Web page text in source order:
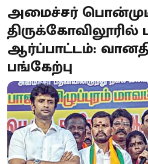
அமைச்சர்
திருக்கோவிலூரில்
ஆர்ப்பாட்டம்:
பங்கேற்பு